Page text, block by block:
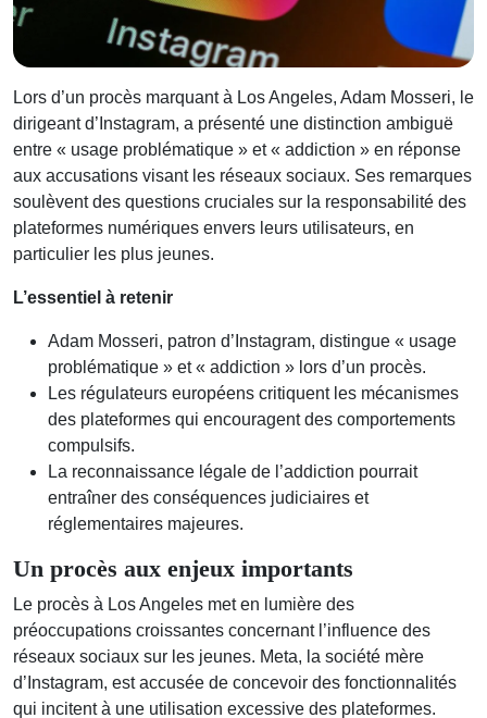
Lors d’un procès marquant à Los Angeles, Adam Mosseri, le
dirigeant d’Instagram, a présenté une distinction ambiguë
entre « usage problématique » et « addiction » en réponse
aux accusations visant les réseaux sociaux. Ses remarques
soulèvent des questions cruciales sur la responsabilité des
plateformes numériques envers leurs utilisateurs, en
particulier les plus jeunes.
L’essentiel à retenir
Adam Mosseri, patron d’Instagram, distingue « usage
problématique » et « addiction » lors d’un procès.
Les régulateurs européens critiquent les mécanismes
des plateformes qui encouragent des comportements
compulsifs.
La reconnaissance légale de l’addiction pourrait
entraîner des conséquences judiciaires et
réglementaires majeures.
Un procès aux enjeux importants
Le procès à Los Angeles met en lumière des
préoccupations croissantes concernant l’influence des
réseaux sociaux sur les jeunes. Meta, la société mère
d’Instagram, est accusée de concevoir des fonctionnalités
qui incitent à une utilisation excessive des plateformes.